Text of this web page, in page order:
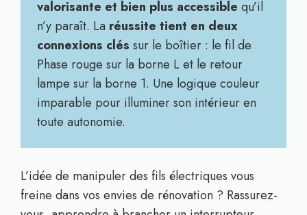
valorisante et bien plus accessible qu’il
n’y paraît. La réussite tient en deux
connexions clés sur le boîtier : le fil de
Phase rouge sur la borne L et le retour
lampe sur la borne 1. Une logique couleur
imparable pour illuminer son intérieur en
toute autonomie.
L’idée de manipuler des fils électriques vous
freine dans vos envies de rénovation ? Rassurez-